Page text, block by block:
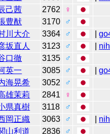
己茜 2762
♀
豊猷 3170
♂
川大介 3364 ♂ |
坂直人 3123 ♂
口徹 3135
♂
英一 3085 ♂ |
海晃希 3052
♂
雄茉莉 2841
♀
県真樹 3118
♂
岡正織 3063 ♂
山利道 2836
♂